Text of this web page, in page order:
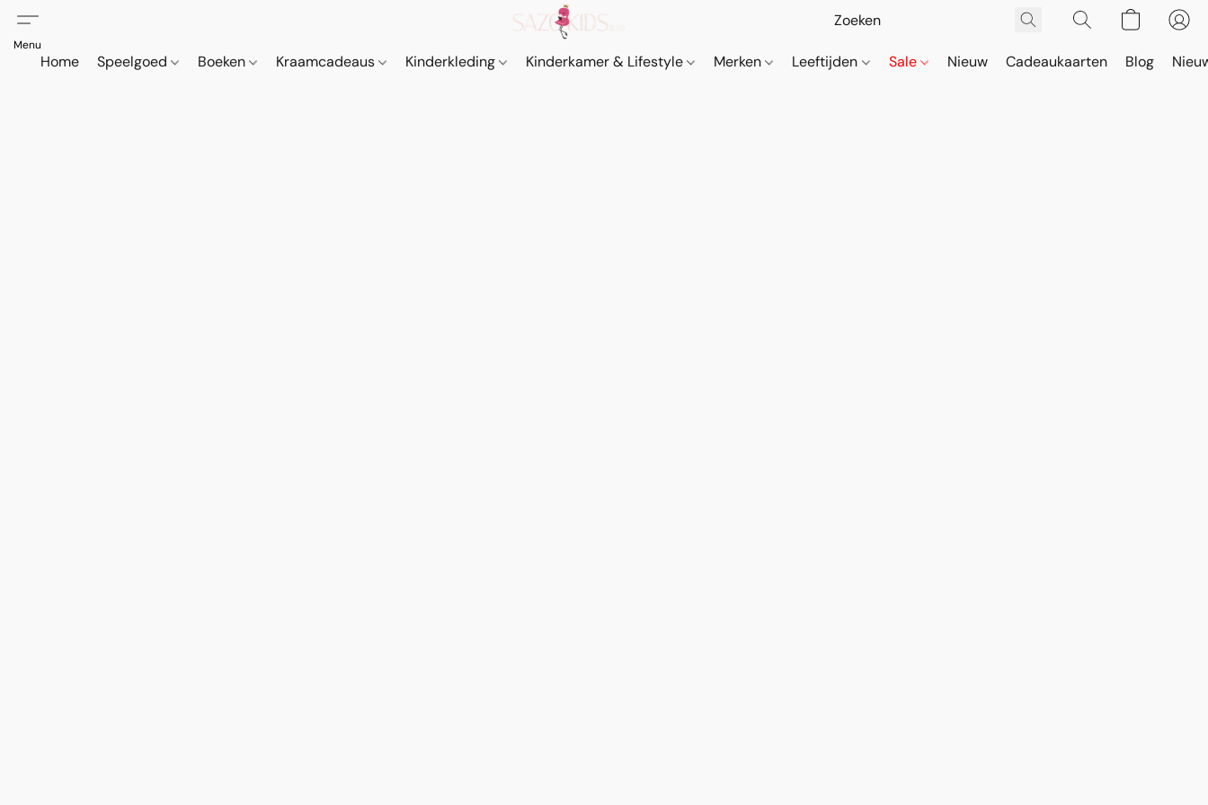
Home Speelgoed Boeken Kraamcadeaus Kinderkleding Kinderkamer & Lifestyle Merken Leeftijden Sale Nieuw Cadeaukaarten Blog